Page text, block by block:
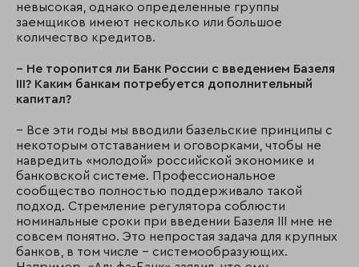
невысокая, однако определенные группы
заемщиков имеют несколько или большое
количество кредитов.
– Не торопится ли Банк России с введением Базеля
III? Каким банкам потребуется дополнительный
капитал?
– Все эти годы мы вводили базельские принципы с
некоторым отставанием и оговорками, чтобы не
навредить «молодой» российской экономике и
банковской системе. Профессиональное
сообщество полностью поддерживало такой
подход. Стремление регулятора соблюсти
номинальные сроки при введении Базеля III мне не
совсем понятно. Это непростая задача для крупных
банков, в том числе – системообразующих.